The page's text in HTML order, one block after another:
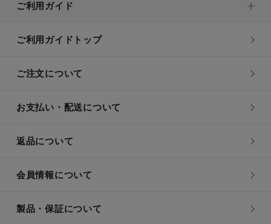
ご利用ガイド
ご利用ガイドトップ
ご注文について
お支払い・配送について
返品について
会員情報について
製品・保証について